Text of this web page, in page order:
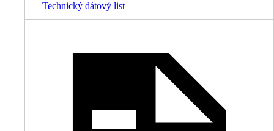
Technický dátový list